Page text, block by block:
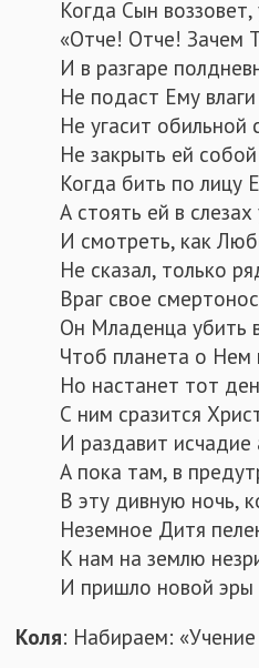
Когда Сын воззовет,
«Отче! Отче! Зачем
И в разгаре
Не подаст Ему
Не угасит обильной
Не закрыть ей
Когда бить по лицу
А стоять ей в
И смотреть, как
Не сказал, только
Враг свое
Он Младенца убить
Чтоб планета о Нем
Но настанет тот
С ним сразится
И раздавит исчадие
А пока там, в
В эту дивную ночь,
Неземное Дитя
К нам на землю
И пришло новой эры
Коля: Набираем: